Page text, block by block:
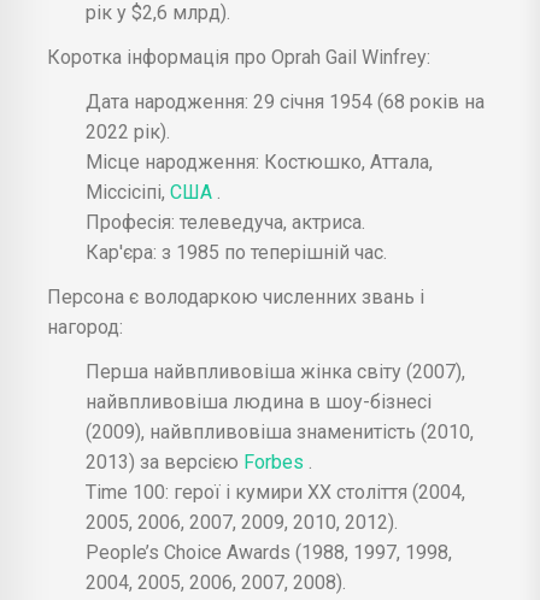
рік у $2,6 млрд).
Коротка інформація про Oprah Gail Winfrey:
Дата народження: 29 січня 1954 (68 років на
2022 рік).
Місце народження: Костюшко, Аттала,
Міссісіпі, США .
Професія: телеведуча, актриса.
Кар'єра: з 1985 по теперішній час.
Персона є володаркою численних звань і
нагород:
Перша найвпливовіша жінка світу (2007),
найвпливовіша людина в шоу-бізнесі
(2009), найвпливовіша знаменитість (2010,
2013) за версією Forbes .
Time 100: герої і кумири XX століття (2004,
2005, 2006, 2007, 2009, 2010, 2012).
People’s Choice Awards (1988, 1997, 1998,
2004, 2005, 2006, 2007, 2008).